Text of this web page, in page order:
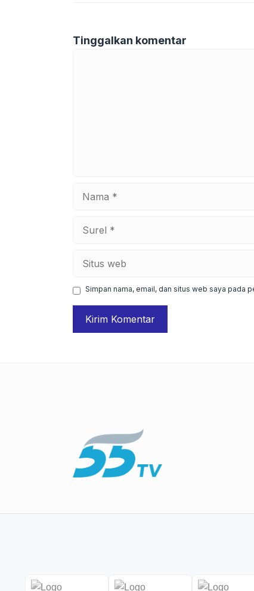
Tinggalkan komentar
Simpan nama, email, dan situs web saya pada